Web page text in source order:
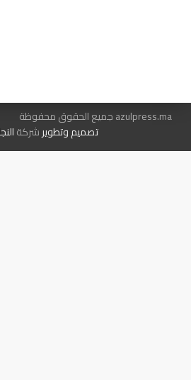
azulpress.ma جميع الحقوق محفوظة
تصميم وتطويرشركة